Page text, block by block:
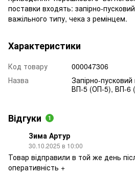
поставки входять: запірно-
важільного типу, чека з ремінцем.
Характеристики
Код товару
000047306
Назва
Запірно-
ВП-5 (ОП-5), ВП-6
Відгуки 1
Зима Артур
30.10.2025 в 10:00
Товар відправили в той же день
оперативність +